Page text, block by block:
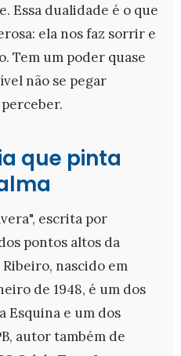
Essa dualidade é o que
ela nos faz sorrir e
Tem um poder quase
não se pegar
que pinta
escrita por
pontos altos da
Ribeiro, nascido em
de 1948, é um dos
Esquina e um dos
autor também de